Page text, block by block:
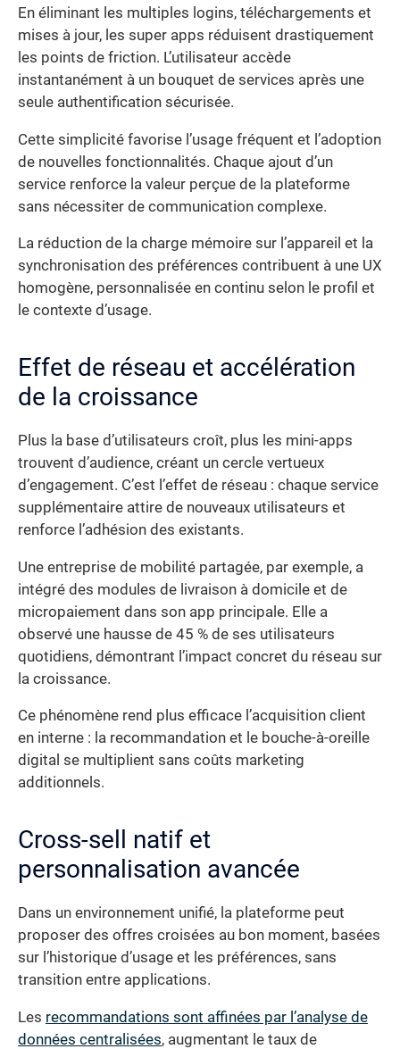
En éliminant les multiples logins, téléchargements et
mises à jour, les super apps réduisent drastiquement
les points de friction. L’utilisateur accède
instantanément à un bouquet de services après une
seule authentification sécurisée.
Cette simplicité favorise l’usage fréquent et l’adoption
de nouvelles fonctionnalités. Chaque ajout d’un
service renforce la valeur perçue de la plateforme
sans nécessiter de communication complexe.
La réduction de la charge mémoire sur l’appareil et la
synchronisation des préférences contribuent à une UX
homogène, personnalisée en continu selon le profil et
le contexte d’usage.
Effet de réseau et accélération
de la croissance
Plus la base d’utilisateurs croît, plus les mini-apps
trouvent d’audience, créant un cercle vertueux
d’engagement. C’est l’effet de réseau : chaque service
supplémentaire attire de nouveaux utilisateurs et
renforce l’adhésion des existants.
Une entreprise de mobilité partagée, par exemple, a
intégré des modules de livraison à domicile et de
micropaiement dans son app principale. Elle a
observé une hausse de 45 % de ses utilisateurs
quotidiens, démontrant l’impact concret du réseau sur
la croissance.
Ce phénomène rend plus efficace l’acquisition client
en interne : la recommandation et le bouche-à-oreille
digital se multiplient sans coûts marketing
additionnels.
Cross-sell natif et
personnalisation avancée
Dans un environnement unifié, la plateforme peut
proposer des offres croisées au bon moment, basées
sur l’historique d’usage et les préférences, sans
transition entre applications.
Les recommandations sont affinées par l’analyse de
données centralisées, augmentant le taux de